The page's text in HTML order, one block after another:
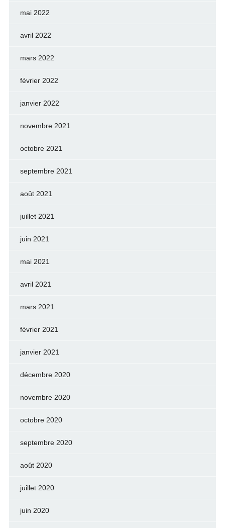
mai 2022
avril 2022
mars 2022
février 2022
janvier 2022
novembre 2021
octobre 2021
septembre 2021
août 2021
juillet 2021
juin 2021
mai 2021
avril 2021
mars 2021
février 2021
janvier 2021
décembre 2020
novembre 2020
octobre 2020
septembre 2020
août 2020
juillet 2020
juin 2020